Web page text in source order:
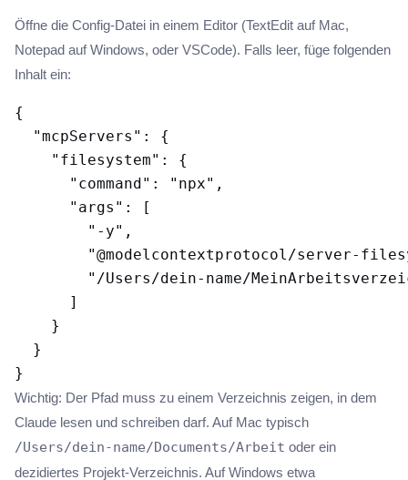
Öffne die Config-Datei in einem Editor (TextEdit auf Mac,
Notepad auf Windows, oder VSCode). Falls leer, füge folgenden
Inhalt ein:
{
  "mcpServers": {
    "filesystem": {
      "command": "npx",
      "args": [
        "-y",
"@modelcontextprotocol/server-
"/Users/dein-name/
      ]
    }
  }
Wichtig: Der Pfad muss zu einem Verzeichnis zeigen, in dem
Claude lesen und schreiben darf. Auf Mac typisch
/Users/dein-name/Documents/Arbeit oder ein
dezidiertes Projekt-Verzeichnis. Auf Windows etwa